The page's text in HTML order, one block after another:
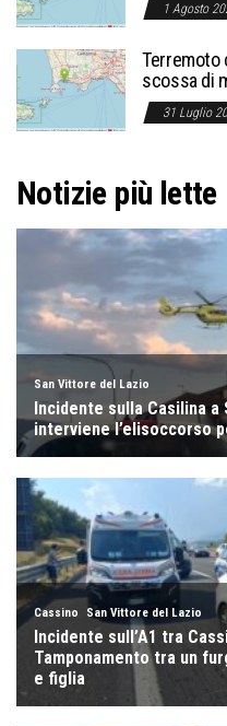
1 Agosto
Terremoto
scossa di
31 Luglio
Notizie più lette